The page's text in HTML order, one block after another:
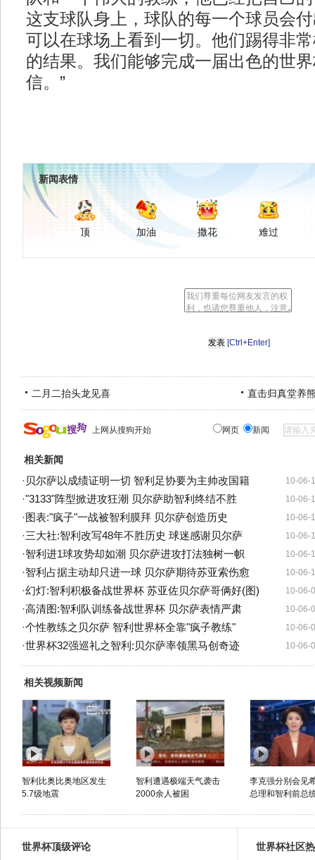
这支球队身上，球队的每一个球员会
可以在球场上看到一切。他们踢得非
的结果。我们能够完成一届出色的世
信。”
新闻表情
顶 加油 撒花 难过
[Ctrl+Enter]
二月二抬头龙见喜 直击归真堂养
上网从搜狗开始 网页 新闻
相关新闻
10-06-
·贝尔萨以成绩证明一切 智利足协要为主帅改国籍
10-06-
·"3133"阵型掀进攻狂潮 贝尔萨助智利终结不胜
10-06-
· 图表:"疯子"一战被智利膜拜 贝尔萨创造历史
10-06-
·三大社:智利改写48年不胜历史 球迷感谢贝尔萨
10-06-
·智利进1球攻势却如潮 贝尔萨进攻打法独树一帜
10-06-
·智利占据主动却只进一球 贝尔萨期待苏亚索伤愈
10-06-
·幻灯:智利积极备战世界杯 苏亚佐贝尔萨哥俩好(图)
10-06-
·高清图:智利队训练备战世界杯 贝尔萨表情严肃
10-06-
·个性教练之贝尔萨 智利世界杯全靠"疯子教练"
10-06-
·世界杯32强巡礼之智利:贝尔萨率领黑马创奇迹
相关视频新闻
智利比奥比奥地区发生
5.7级地震
智利遭遇极端天气袭击
2000余人被困
李克强分别会见
总理和智利前总
世界杯顶级评论 世界杯社区